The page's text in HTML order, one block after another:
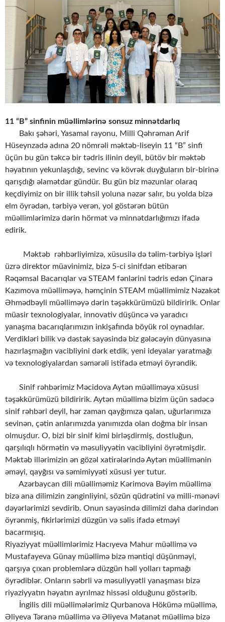
11 “B” sinfinin müəllimlərinə sonsuz minnətdarlıq
Bakı şəhəri, Yasamal rayonu, Milli Qəhrəman Arif
Hüseynzadə adına 20 nömrəli məktəb-liseyin 11 “B” sinfi
üçün bu gün təkcə bir tədris ilinin deyil, bütöv bir məktəb
həyatının yekunlaşdığı, sevinc və kövrək duyğuların bir-birinə
qarışdığı əlamətdar gündür. Bu gün biz məzunlar olaraq
keçdiyimiz on bir illik təhsil yoluna nəzər salır, bu yolda bizə
elm öyrədən, tərbiyə verən, yol göstərən bütün
müəllimlərimizə dərin hörmət və minnətdarlığımızı ifadə
edirik.
Məktəb rəhbərliyimizə, xüsusilə də təlim-tərbiyə işləri
üzrə direktor müavinimiz, bizə 5-ci sinifdən etibarən
Rəqəmsal Bacarıqlar və STEAM fənlərini tədris edən Çinarə
Kazımova müəlliməyə, həmçinin STEAM müəllimimiz Nəzakət
Əhmədbəyli müəlliməyə dərin təşəkkürümüzü bildiririk. Onlar
müasir texnologiyalar, innovativ düşüncə və yaradıcı
yanaşma bacarıqlarımızın inkişafında böyük rol oynadılar.
Verdikləri bilik və dəstək sayəsində biz gələcəyin dünyasına
hazırlaşmağın vacibliyini dərk etdik, yeni ideyalar yaratmağı
və texnologiyalardan səmərəli istifadə etməyi öyrəndik.
Sinif rəhbərimiz Məcidova Aytən müəlliməyə xüsusi
təşəkkürümüzü bildiririk. Aytən müəllimə bizim üçün sadəcə
sinif rəhbəri deyil, hər zaman qayğımıza qalan, uğurlarımıza
sevinən, çətin anlarımızda yanımızda olan doğma bir insan
olmuşdur. O, bizi bir sinif kimi birləşdirmiş, dostluğun,
qarşılıqlı hörmətin və məsuliyyətin vacibliyini öyrətmişdir.
Məktəb illərimizin ən gözəl xatirələrində Aytən müəllimənin
əməyi, qayğısı və səmimiyyəti xüsusi yer tutur.
Azərbaycan dili müəlliməmiz Kərimova Bəyim müəllimə
bizə ana dilimizin zənginliyini, sözün qüdrətini və milli-mənəvi
dəyərlərimizi sevdirib. Onun sayəsində dilimizi daha dərindən
öyrənmiş, fikirlərimizi düzgün və səlis ifadə etməyi
bacarmışıq.
Riyaziyyat müəllimlərimiz Hacıyeva Mahur müəllimə və
Mustafayeva Günay müəllimə bizə məntiqi düşünməyi,
qarşıya çıxan problemlərə düzgün həll yolları tapmağı
öyrədiblər. Onların səbrli və məsuliyyətli yanaşması bizə
riyaziyyatın həyatın ayrılmaz hissəsi olduğunu göstərib.
İngilis dili müəllimələrimiz Qurbanova Hökümə müəllimə,
Əliyeva Təranə müəllimə və Əliyeva Mətanət müəllimə bizə